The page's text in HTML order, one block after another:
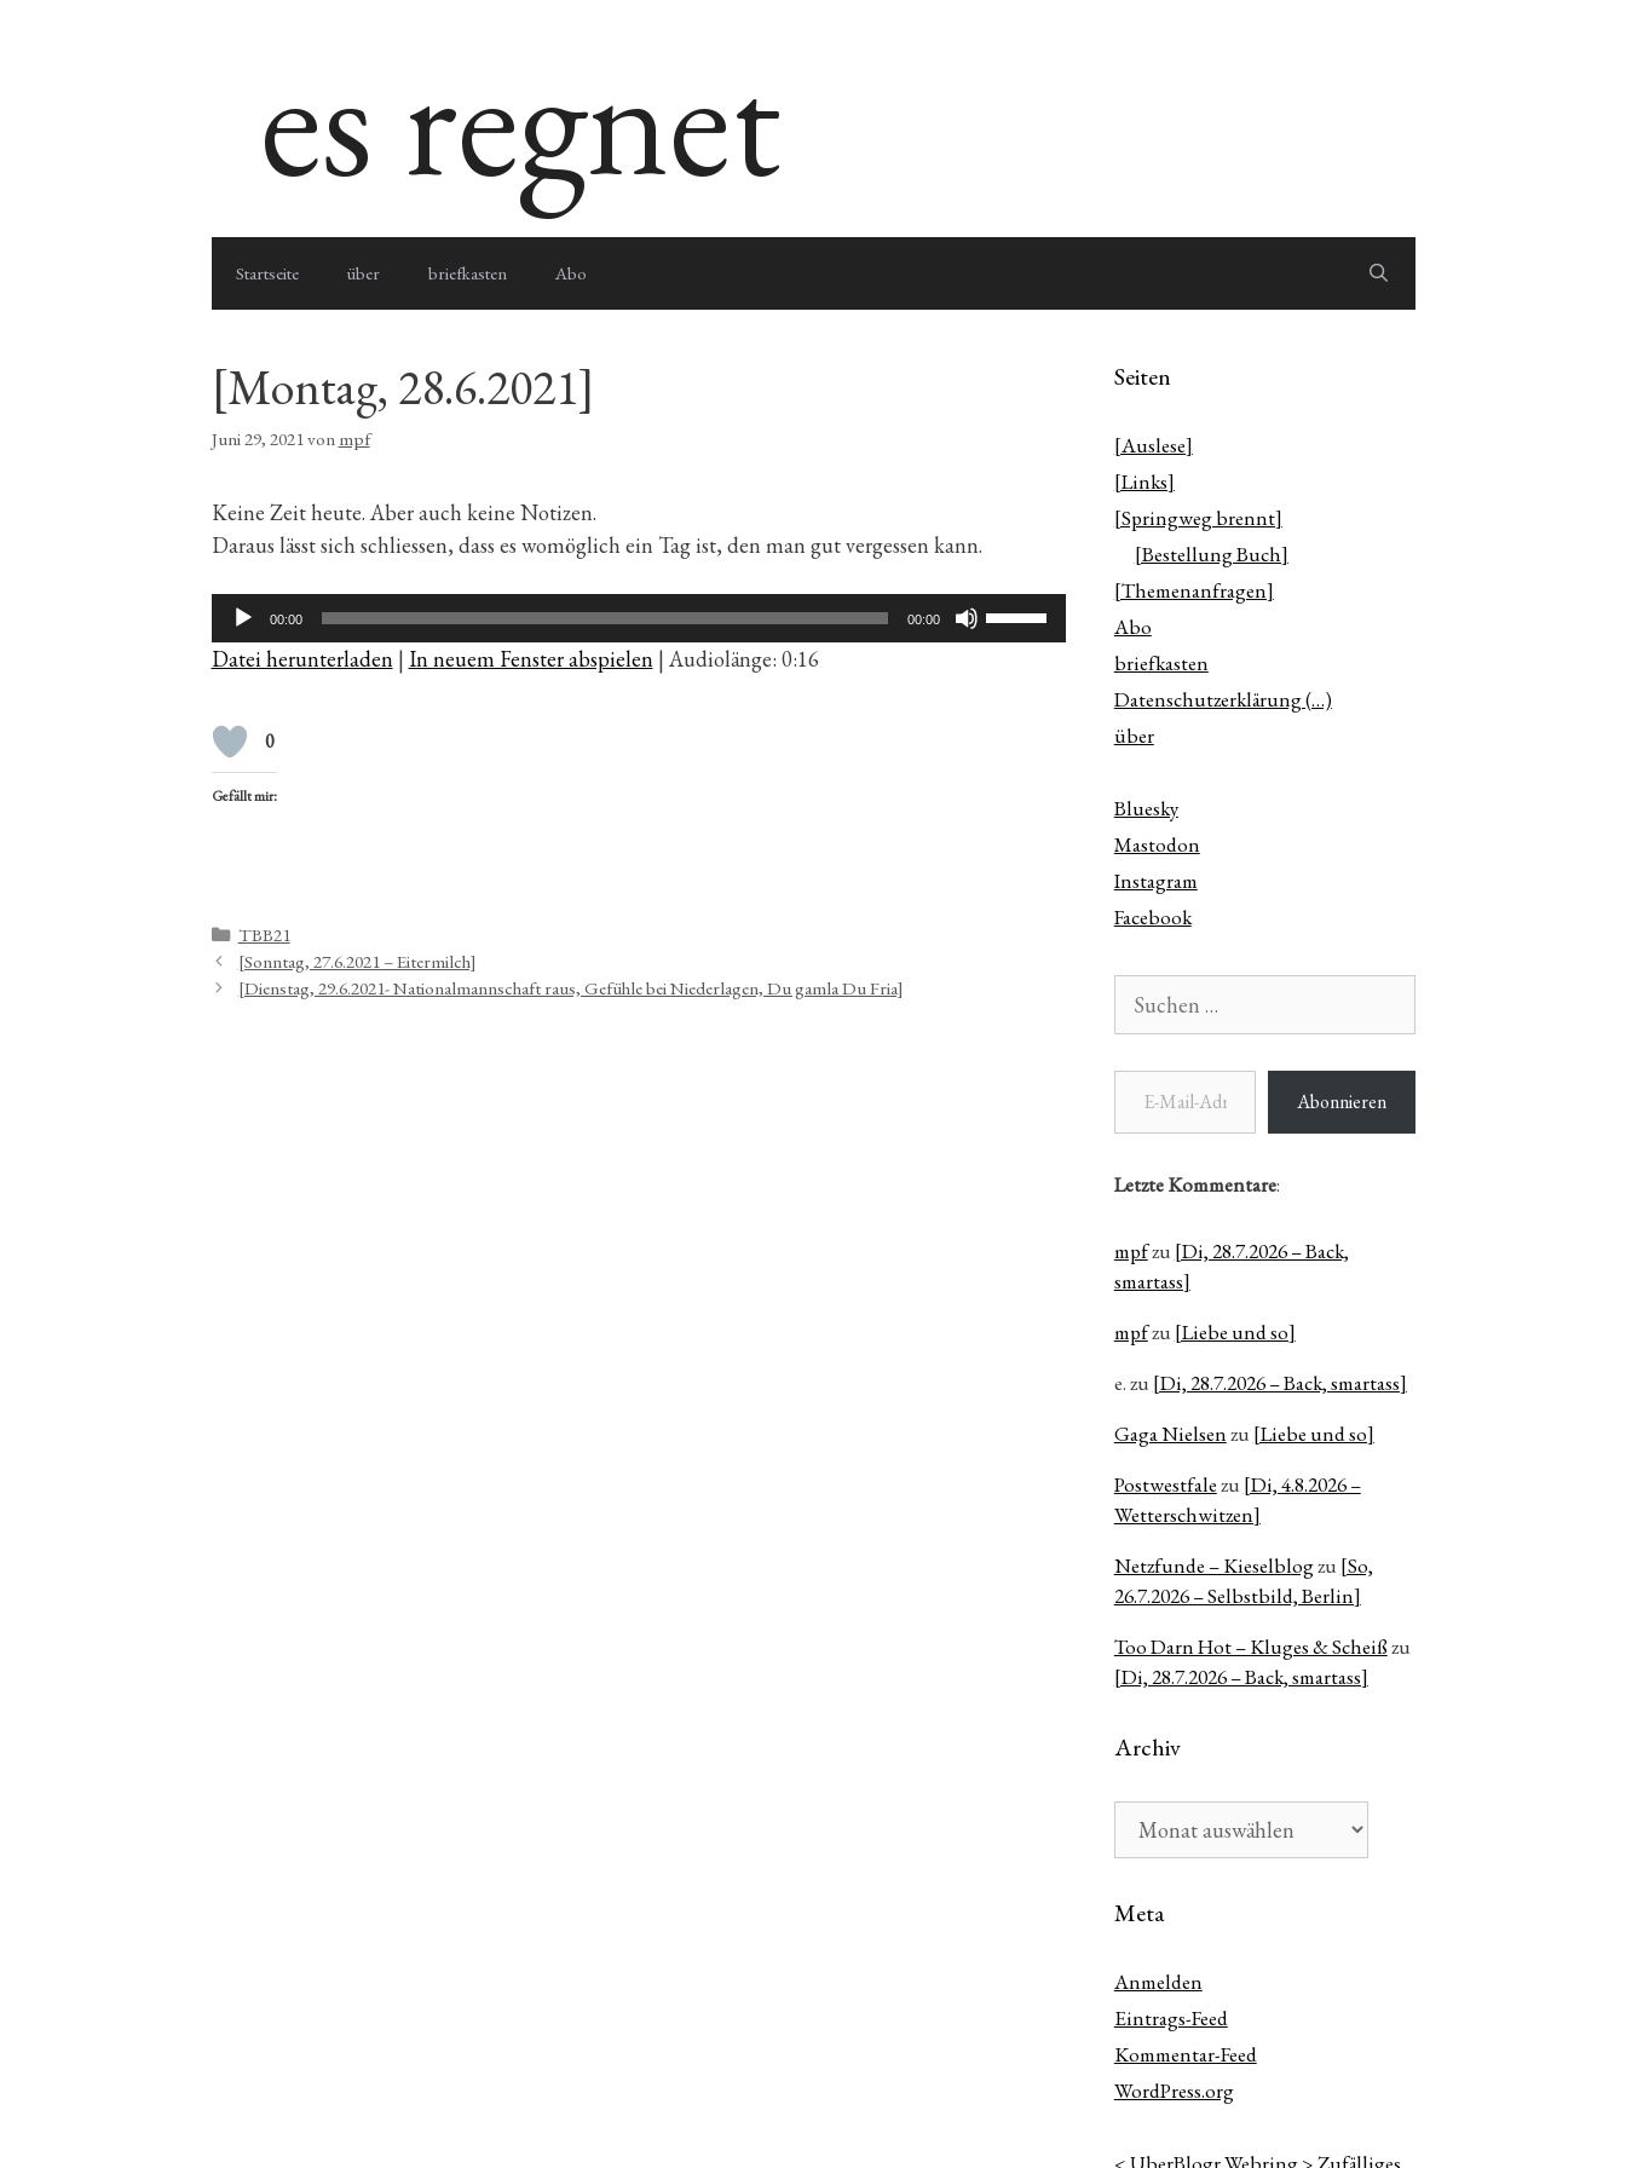
es regnet
Startseite über briefkasten Abo
[Montag, 28.6.2021]
Juni 29, 2021von mpf
Keine Zeit heute. Aber auch keine Notizen.
Daraus lässt sich schliessen, dass es womöglich ein Tag ist, den man gut vergessen kann.
Audio-
Player
00:00 00:00
Pfeiltasten
Hoch/Runter
Datei herunterladen| In neuem Fenster abspielen| Audiolänge: 0:16
0
Gefällt mir:
Kategorien
TBB21
[Sonntag, 27.6.2021 – Eitermilch]
[Dienstag, 29.6.2021- Nationalmannschaft raus, Gefühle bei Niederlagen, Du gamla Du Fria]
Seiten
[Auslese]
[Links]
[Springweg brennt]
[Bestellung Buch]
[Themenanfragen]
Abo
briefkasten
Datenschutzerklärung (…)
über
Bluesky
Mastodon
Instagram
Facebook
nach:
E-Mail-Adresse
Abonnieren
Letzte Kommentare:
mpfzu [Di, 28.7.2026 – Back,
smartass]
mpfzu [Liebe und so]
e.zu [Di, 28.7.2026 – Back, smartass]
Gaga Nielsenzu [Liebe und so]
Postwestfalezu [Di, 4.8.2026 –
Wetterschwitzen]
Netzfunde – Kieselblogzu [So,
26.7.2026 – Selbstbild, Berlin]
Too Darn Hot – Kluges & Scheißzu
[Di, 28.7.2026 – Back, smartass]
Archiv
Meta
Anmelden
Eintrags-Feed
Kommentar-Feed
WordPress.org